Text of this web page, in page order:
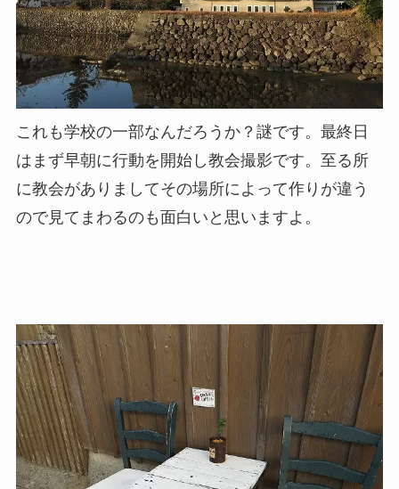
これも学校の一部なんだろうか？謎です。最終日
はまず早朝に行動を開始し教会撮影です。至る所
に教会がありましてその場所によって作りが違う
ので見てまわるのも面白いと思いますよ。